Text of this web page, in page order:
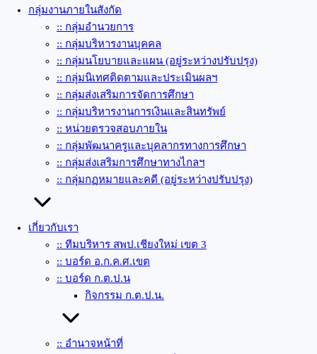
กลุ่มงานภายในสังกัด
:: กลุ่มอำนวยการ
:: กลุ่มบริหารงานบุคคล
:: กลุ่มนโยบายและแผน (อยู่ระหว่างปรับปรุง)
:: กลุ่มนิเทศติดตามและประเมินผลฯ
:: กลุ่มส่งเสริมการจัดการศึกษา
:: กลุ่มบริหารงานการเงินและสินทรัพย์
:: หน่วยตรวจสอบภายใน
:: กลุ่มพัฒนาครูและบุคลากรทางการศึกษา
:: กลุ่มส่งเสริมการศึกษาทางไกลฯ
:: กลุ่มกฏหมายและคดี (อยู่ระหว่างปรับปรุง)
เกี่ยวกับเรา
:: ทีมบริหาร สพป.เชียงใหม่ เขต 3
:: บอร์ด อ.ก.ค.ศ.เขต
:: บอร์ด ก.ต.ป.น
กิจกรรม ก.ต.ป.น.
:: อำนาจหน้าที่